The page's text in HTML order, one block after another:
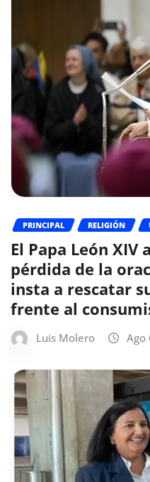
PRINCIPAL RELIGIÓN
El Papa León
pérdida de la
insta a rescatar
frente al
Luis Molero Ago